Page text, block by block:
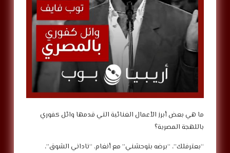
ما هي بعض أبرز الأعمال الغنائية التي قدمها وائل كفوري
باللهجة المصرية؟
“بعترفلك”، “برضه بتوحشني” مع أنغام، “ناداني الشوق”،